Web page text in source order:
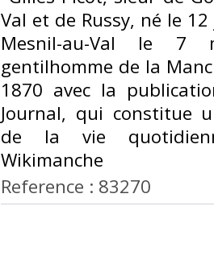
Val et de Russy, né le
Mesnil-au-Val le
gentilhomme de la
1870 avec la
Journal, qui constitue
de la vie
Wikimanche ‎
Reference : 83270